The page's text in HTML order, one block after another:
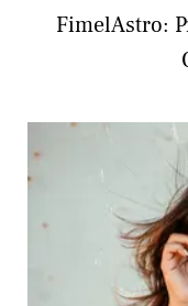
FimelAstro: